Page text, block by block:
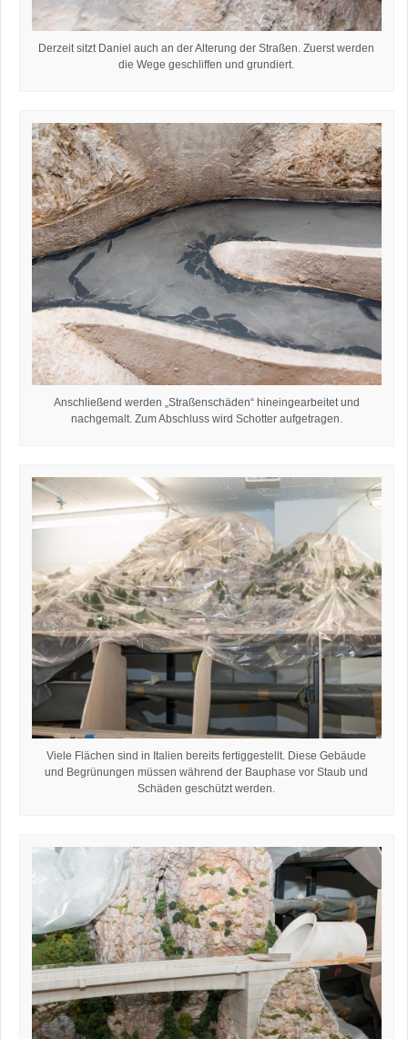
Derzeit sitzt Daniel auch an der Alterung der Straßen. Zuerst werden
die Wege geschliffen und grundiert.
Anschließend werden „Straßenschäden“ hineingearbeitet und
nachgemalt. Zum Abschluss wird Schotter aufgetragen.
Viele Flächen sind in Italien bereits fertiggestellt. Diese Gebäude
und Begrünungen müssen während der Bauphase vor Staub und
Schäden geschützt werden.